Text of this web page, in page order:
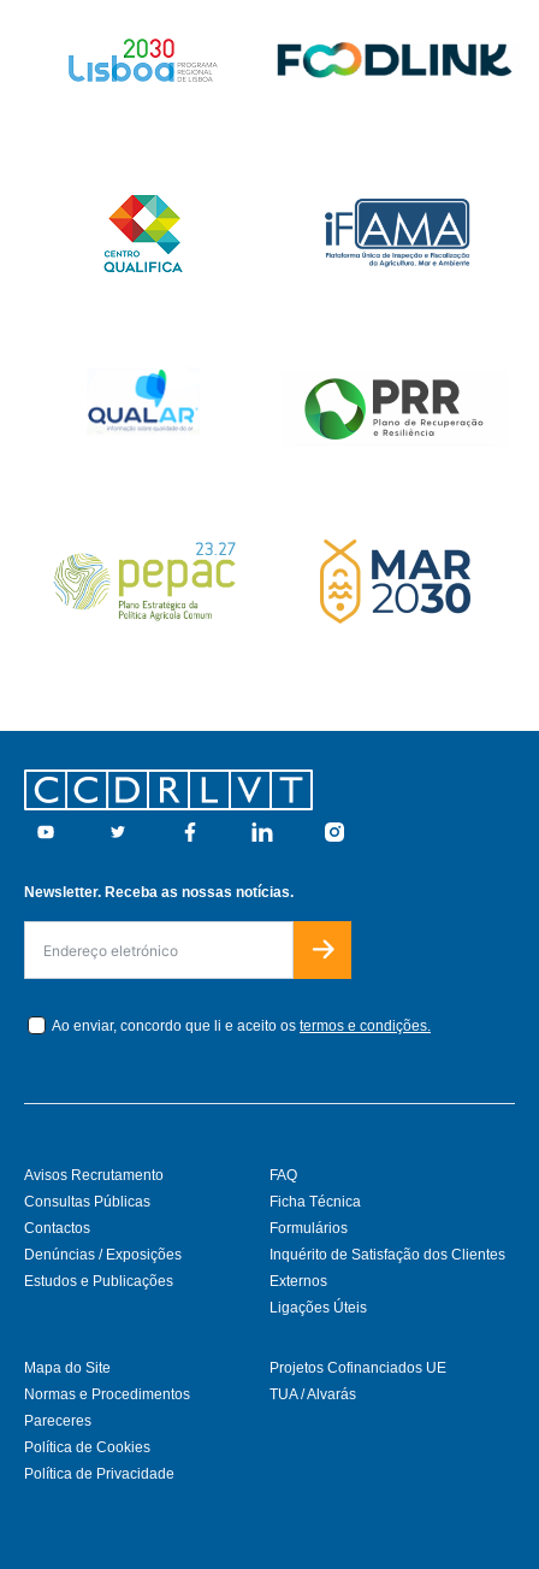
Footer
Youtube Twitter Facebook Linkedin Instagram
Newsletter. Receba as nossas notícias.
Ao enviar, concordo que li e aceito os termos e condições.
Avisos Recrutamento
Consultas Públicas
Contactos
Denúncias / Exposições
Estudos e Publicações
FAQ
Ficha Técnica
Formulários
Inquérito de Satisfação dos Clientes
Externos
Ligações Úteis
Mapa do Site
Normas e Procedimentos
Pareceres
Política de Cookies
Política de Privacidade
Projetos Cofinanciados UE
TUA / Alvarás